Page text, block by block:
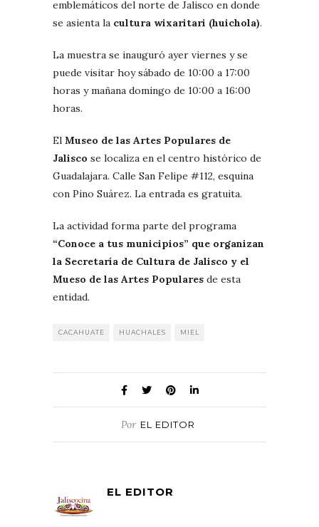
emblemáticos del norte de Jalisco en donde
se asienta la cultura wixaritari (huichola).
La muestra se inauguró ayer viernes y se
puede visitar hoy sábado de 10:00 a 17:00
horas y mañana domingo de 10:00 a 16:00
horas.
El Museo de las Artes Populares de
Jalisco se localiza en el centro histórico de
Guadalajara. Calle San Felipe #112, esquina
con Pino Suárez. La entrada es gratuita.
La actividad forma parte del programa
“Conoce a tus municipios” que organizan
la Secretaría de Cultura de Jalisco y el
Mueso de las Artes Populares de esta
entidad.
CACAHUATE HUACHALES MIEL
Por EL EDITOR
EL EDITOR